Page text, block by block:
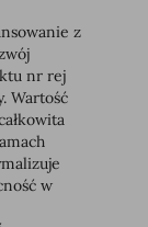
z
nr rej
Wartość
w